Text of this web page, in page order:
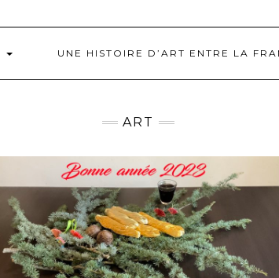
UNE HISTOIRE D’ART ENTRE LA
ART